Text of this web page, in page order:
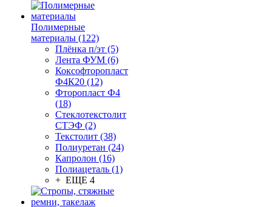
Полимерные
материалы (122)
Плёнка п/эт (5)
Лента ФУМ (6)
Коксофторопласт
Ф4К20 (12)
Фторопласт Ф4
(18)
Стеклотекстолит
СТЭФ (2)
Текстолит (38)
Полиуретан (24)
Капролон (16)
Полиацеталь (1)
+ ЕЩЕ 4